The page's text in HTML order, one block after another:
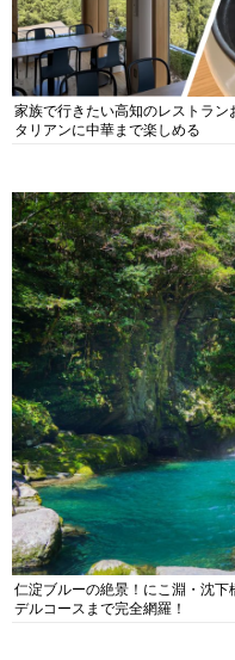
家族で行きたい高知のレストラ
タリアンに中華まで楽しめる
仁淀ブルーの絶景！にこ淵・沈
デルコースまで完全網羅！